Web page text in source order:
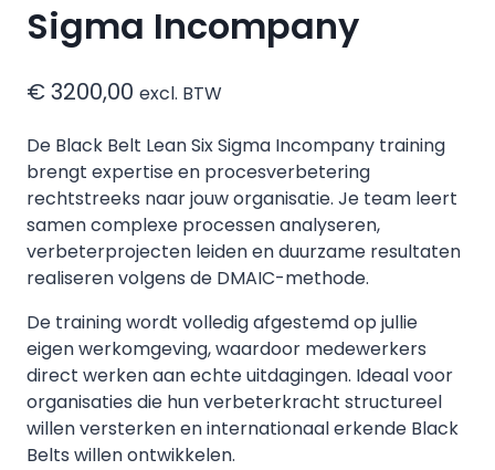
Sigma Incompany
€3200,00 excl. BTW
De Black Belt Lean Six Sigma Incompany training
brengt expertise en procesverbetering
rechtstreeks naar jouw organisatie. Je team leert
samen complexe processen analyseren,
verbeterprojecten leiden en duurzame resultaten
realiseren volgens de DMAIC-methode.
De training wordt volledig afgestemd op jullie
eigen werkomgeving, waardoor medewerkers
direct werken aan echte uitdagingen. Ideaal voor
organisaties die hun verbeterkracht structureel
willen versterken en internationaal erkende Black
Belts willen ontwikkelen.